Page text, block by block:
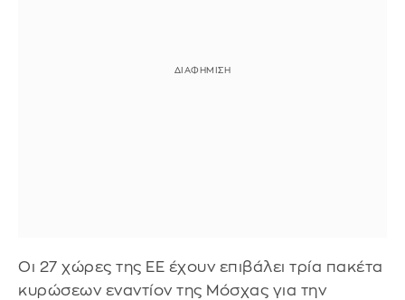
Οι 27 χώρες της ΕΕ έχουν επιβάλει τρία πακέτα
κυρώσεων εναντίον της Μόσχας για την